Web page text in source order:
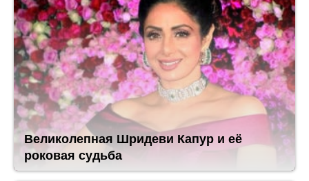
Великолепная Шридеви Капур и её
роковая судьба